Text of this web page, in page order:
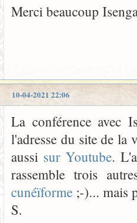
Merci beaucoup
10-04-2021 22:06
La conférence avec
l'adresse du site de la
aussi sur Youtube.
rassemble trois
cunéïforme ;-)... mais
S.